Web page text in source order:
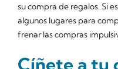
su compra de regalos. Si
algunos lugares para
frenar las compras
Cíñete a tu